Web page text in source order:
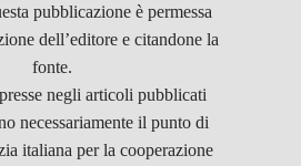
pubblicazione è permessa
dell’editore e citandone la
fonte.
negli articoli pubblicati
necessariamente il punto di
italiana per la cooperazione